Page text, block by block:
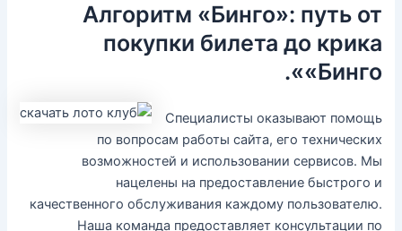
Алгоритм «Бинго»: путь от
покупки билета до крика
«Бинго».
Специалисты оказывают помощь
по вопросам работы сайта, его технических
возможностей и использовании сервисов. Мы
нацелены на предоставление быстрого и
качественного обслуживания каждому пользователю.
Наша команда предоставляет консультации по